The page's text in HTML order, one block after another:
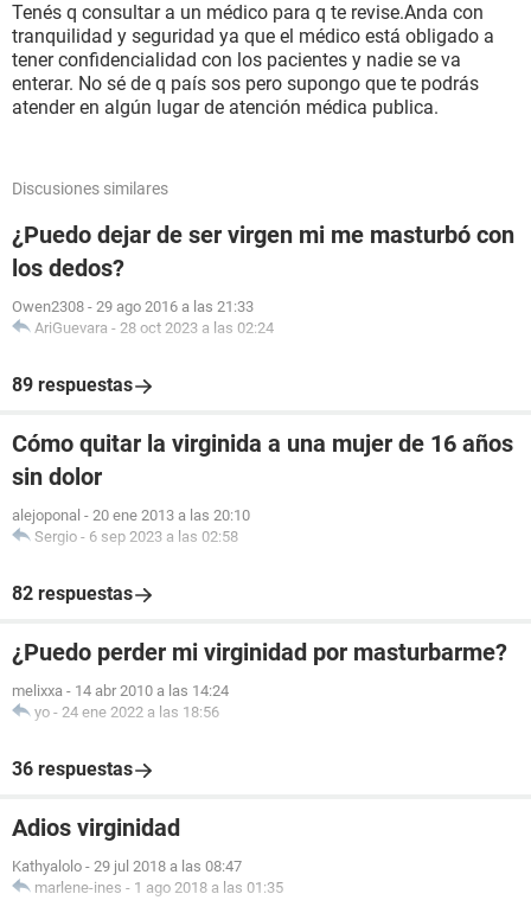
Tenés q consultar a un médico para q te revise.Anda con
tranquilidad y seguridad ya que el médico está obligado a
tener confidencialidad con los pacientes y nadie se va
enterar. No sé de q país sos pero supongo que te podrás
atender en algún lugar de atención médica publica.
Discusiones similares
¿Puedo dejar de ser virgen mi me masturbó con
los dedos?
Owen2308 - 29 ago 2016 a las 21:33
AriGuevara - 28 oct 2023 a las 02:24
89 respuestas
Cómo quitar la virginida a una mujer de 16 años
sin dolor
alejoponal - 20 ene 2013 a las 20:10
Sergio - 6 sep 2023 a las 02:58
82 respuestas
¿Puedo perder mi virginidad por masturbarme?
melixxa - 14 abr 2010 a las 14:24
yo - 24 ene 2022 a las 18:56
36 respuestas
Adios virginidad
Kathyalolo - 29 jul 2018 a las 08:47
marlene-ines - 1 ago 2018 a las 01:35